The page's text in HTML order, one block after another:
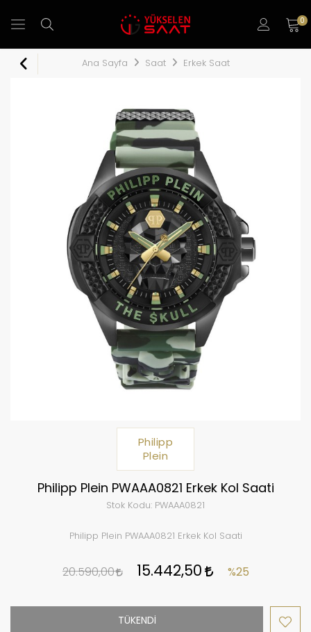
0
Ana Sayfa Saat Erkek Saat
Philipp
Plein
Philipp Plein PWAAA0821 Erkek Kol Saati
Stok Kodu: PWAAA0821
Philipp Plein PWAAA0821 Erkek Kol Saati
20.590,00 15.442,50 %25
TÜKENDİ